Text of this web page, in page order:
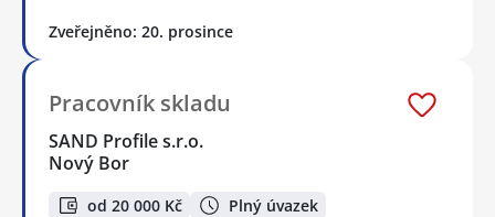
Zveřejněno: 20. prosince
Pracovník skladu
SAND Profile s.r.o.
Nový Bor
od 20 000 Kč Plný úvazek